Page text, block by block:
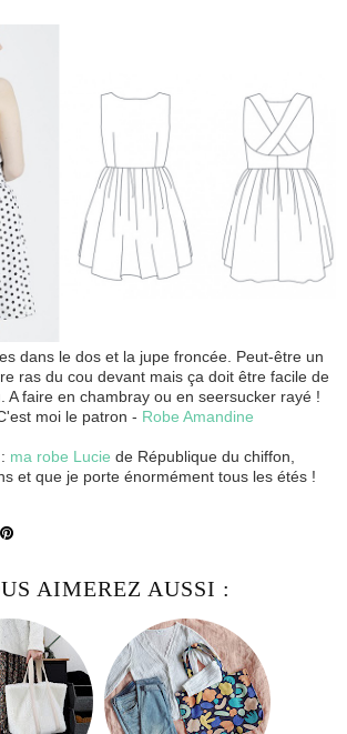
dans le dos et la jupe froncée. Peut-être un
ras du cou devant mais ça doit être facile de
A faire en chambray ou en seersucker rayé !
moi le patron - Robe Amandine
: ma robe Lucie de République du chiffon,
et que je porte énormément tous les étés !
AIMEREZ AUSSI :